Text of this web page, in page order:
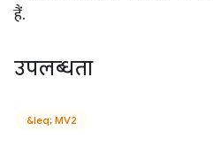
हैं.
उपलब्धता
&leq; MV2